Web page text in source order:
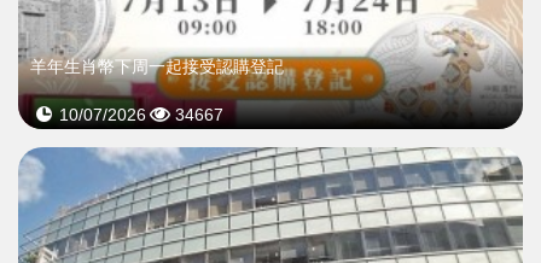
羊年生肖幣下周一起接受認購登記
10/07/2026 34667